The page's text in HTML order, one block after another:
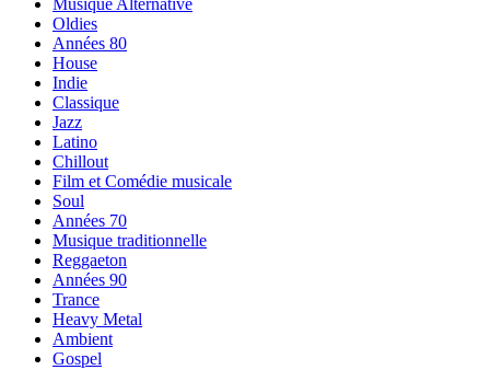
Musique Alternative
Oldies
Années 80
House
Indie
Classique
Jazz
Latino
Chillout
Film et Comédie musicale
Soul
Années 70
Musique traditionnelle
Reggaeton
Années 90
Trance
Heavy Metal
Ambient
Gospel